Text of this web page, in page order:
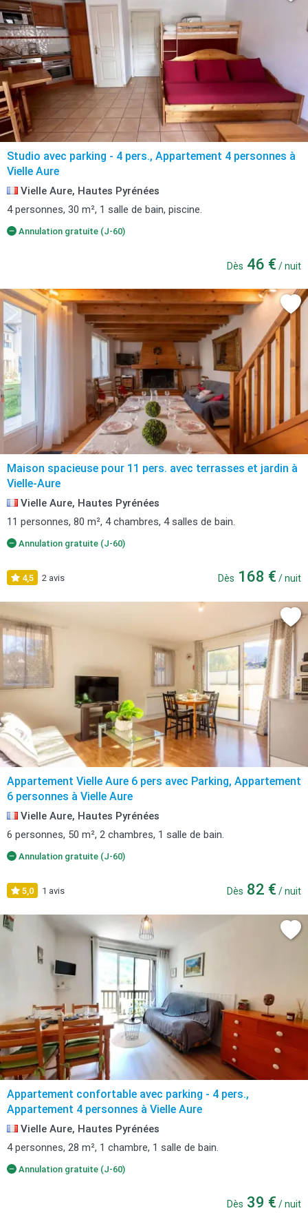
Studio avec parking - 4 pers., Appartement 4 personnes à
Vielle Aure
Vielle Aure, Hautes Pyrénées
4 personnes, 30 m², 1 salle de bain, piscine.
Annulation gratuite (J-60)
Dès 46 € / nuit
Maison spacieuse pour 11 pers. avec terrasses et jardin à
Vielle-Aure
Vielle Aure, Hautes Pyrénées
11 personnes, 80 m², 4 chambres, 4 salles de bain.
Annulation gratuite (J-60)
4,5 2 avis Dès 168 € / nuit
Appartement Vielle Aure 6 pers avec Parking, Appartement
6 personnes à Vielle Aure
Vielle Aure, Hautes Pyrénées
6 personnes, 50 m², 2 chambres, 1 salle de bain.
Annulation gratuite (J-60)
5,0 1 avis Dès 82 € / nuit
Appartement confortable avec parking - 4 pers.,
Appartement 4 personnes à Vielle Aure
Vielle Aure, Hautes Pyrénées
4 personnes, 28 m², 1 chambre, 1 salle de bain.
Annulation gratuite (J-60)
Dès 39 € / nuit